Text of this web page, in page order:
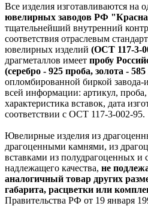
Все изделия изготавливаются на
ювелирных заводов РФ
тщательнейший внутренний
соответствия отраслевым
ювелирных изделий (ОСТ 117-3-
драгметаллов имеет пробу
(серебро - 925 проба, золота -
опломбированной биркой завода-
всей информации: артикул,
характеристика вставок, дата
соответствии с ОСТ 117-3-002-95.
Ювелирные изделия из
драгоценными камнями, из
вставками из полудрагоценных и
надлежащего качества, не
аналогичный товар других
габарита, расцветки или
Правительства РФ от 19 января